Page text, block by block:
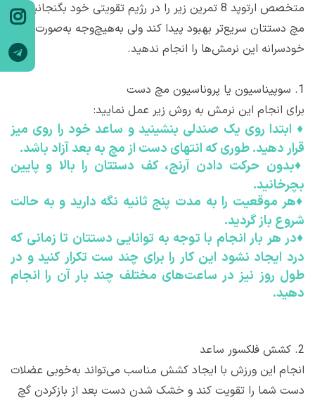
متخصص ارتوپد 8 تمرین زیر را در رژیم تقویتی خود بگنجانید تا
مچ دستتان سریع‌تر بهبود پیدا کند ولی به‌هیچ‌وجه به‌صورت
خودسرانه این نرمش‌ها را انجام ندهید.
1. سوپیناسیون یا پروناسیون مچ دست
برای انجام این نرمش به روش زیر عمل نمایید:
♦ ابتدا روی یک صندلی بنشینید و ساعد خود را روی میز
قرار دهید. طوری که انتهای دست از مچ به بعد آزاد باشد.
♦بدون حرکت دادن آرنج، کف دستتان را بالا و پایین
بچرخانید.
♦هر موقعیت را به مدت پنج ثانیه نگه دارید و به حالت
شروع باز گردید.
♦در هر بار انجام با توجه به توانایی دستتان تا زمانی که
درد ایجاد نشود این کار را برای چند ست تکرار کنید و در
طول روز نیز در ساعت‌های مختلف چند بار آن را انجام
دهید.
2. کشش فلکسور ساعد
انجام این ورزش با ایجاد کشش مناسب می‌تواند به‌خوبی عضلات
دست شما را تقویت کند و خشک شدن دست بعد از بازکردن گچ